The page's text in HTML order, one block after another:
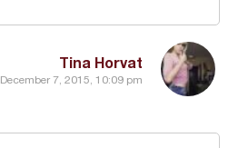
Tina Horvat
December 7, 2015, 10:09 pm